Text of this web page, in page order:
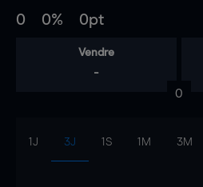
0 0% 0pt
Vendre
-
0
1J 3J 1S 1M 3M